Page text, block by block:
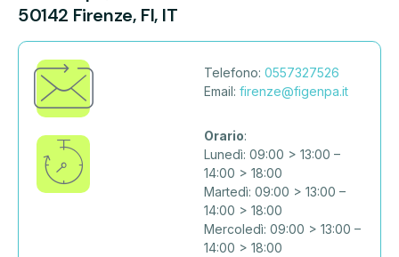
50142 Firenze, FI, IT
Telefono:0557327526
Email:firenze@figenpa.it
Orario:
Lunedì: 09:00 > 13:00 –
14:00 > 18:00
Martedì: 09:00 > 13:00 –
14:00 > 18:00
Mercoledì: 09:00 > 13:00 –
14:00 > 18:00